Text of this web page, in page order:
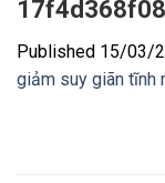
Published 15/03/
giảm suy giãn tĩnh